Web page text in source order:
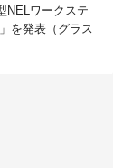
NELワークステ
を発表（グラス